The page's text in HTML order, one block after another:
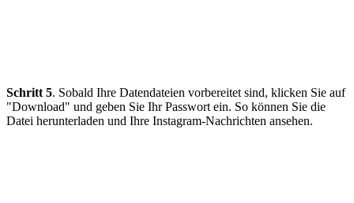
Schritt 5. Sobald Ihre Datendateien vorbereitet sind, klicken Sie auf
"Download" und geben Sie Ihr Passwort ein. So können Sie die
Datei herunterladen und Ihre Instagram-Nachrichten ansehen.